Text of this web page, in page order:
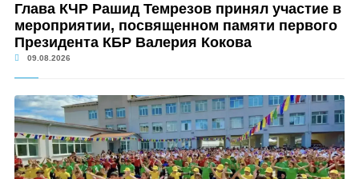
Глава КЧР Рашид Темрезов принял участие в
мероприятии, посвященном памяти первого
Президента КБР Валерия Кокова
09.08.2026